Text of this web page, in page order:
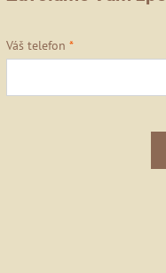
Váš telefon*